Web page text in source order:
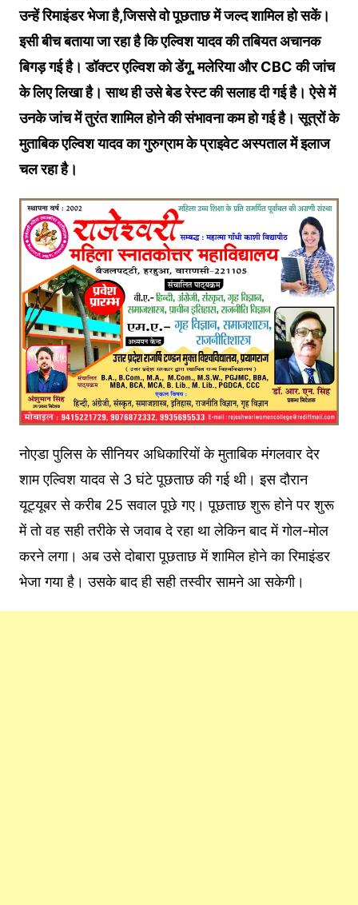
उन्हें रिमाइंडर भेजा है,जिससे वो पूछताछ में जल्द शामिल हो सकें।
इसी बीच बताया जा रहा है कि एल्विश यादव की तबियत अचानक
बिगड़ गई है। डॉक्टर एल्विश को डेंगू, मलेरिया और CBC की जांच
के लिए लिखा है। साथ ही उसे बेड रेस्ट की सलाह दी गई है। ऐसे में
उनके जांच में तुरंत शामिल होने की संभावना कम हो गई है। सूत्रों के
मुताबिक एल्विश यादव का गुरुग्राम के प्राइवेट अस्पताल में इलाज
चल रहा है।
नोएडा पुलिस के सीनियर अधिकारियों के मुताबिक मंगलवार देर
शाम एल्विश यादव से 3 घंटे पूछताछ की गई थी। इस दौरान
यूट्यूबर से करीब 25 सवाल पूछे गए। पूछताछ शुरू होने पर शुरू
में तो वह सही तरीके से जवाब दे रहा था लेकिन बाद में गोल-मोल
करने लगा। अब उसे दोबारा पूछताछ में शामिल होने का रिमाइंडर
भेजा गया है। उसके बाद ही सही तस्वीर सामने आ सकेगी।